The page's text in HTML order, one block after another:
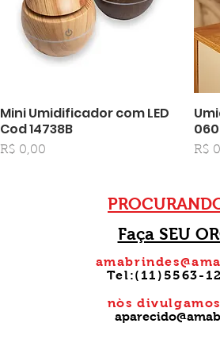
Visualização rápida
Mini Umidificador com LED
Cod 14738B
Preço
R$ 0,00 R$
Faça SEU
nòs
Tel:(11)5563-